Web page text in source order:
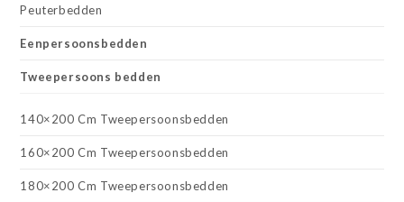
Peuterbedden
Eenpersoonsbedden
Tweepersoons bedden
140×200 Cm Tweepersoonsbedden
160×200 Cm Tweepersoonsbedden
180×200 Cm Tweepersoonsbedden